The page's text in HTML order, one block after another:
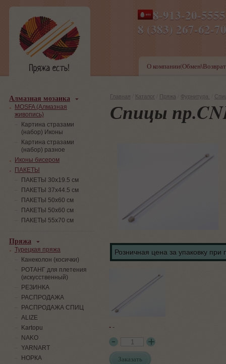
8-913-20-
8 (383) 267-
ПН-ПТ 8-17,СБ-ВС 9-
О
Главная Каталог Пряжа Фурнитура
Спицы
Розничная цена за упаковку при
--
Заказать
Алмазная мозаика
MOSFA (Алмазная
живопись)
Картина стразами
(набор) Иконы
Картина стразами
(набор) разное
Иконы бисером
ПАКЕТЫ
ПАКЕТЫ 30х19.5 см
ПАКЕТЫ 37х44.5 см
ПАКЕТЫ 50х60 см
ПАКЕТЫ 50х60 см
ПАКЕТЫ 55х70 см
Пряжа
Турецкая пряжа
Канеколон (косички)
РОТАНГ для плетения
(искусственный)
PЕЗИНКА
РАСПРОДАЖА
РАСПРОДАЖА СПИЦ
ALIZE
Kartopu
NAKO
YARNART
НОРКА